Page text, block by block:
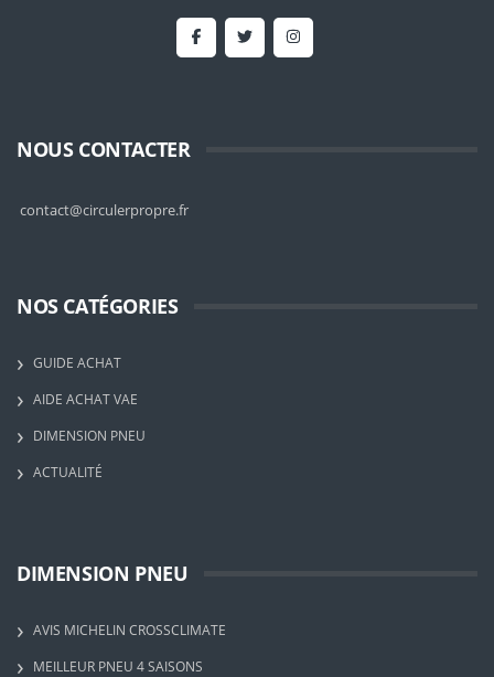
NOUS CONTACTER
contact@circulerpropre.fr
NOS CATÉGORIES
GUIDE ACHAT
AIDE ACHAT VAE
DIMENSION PNEU
ACTUALITÉ
DIMENSION PNEU
AVIS MICHELIN CROSSCLIMATE
MEILLEUR PNEU 4 SAISONS